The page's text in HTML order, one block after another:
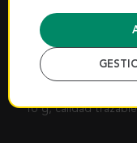
Azafrán de Irán
10 g, calidad